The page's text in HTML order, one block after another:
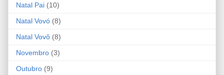
Natal Pai (10)
Natal Vovó (8)
Natal Vovô (8)
Novembro (3)
Outubro (9)